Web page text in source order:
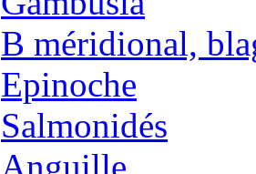
B méridional,
Epinoche
Salmonidés